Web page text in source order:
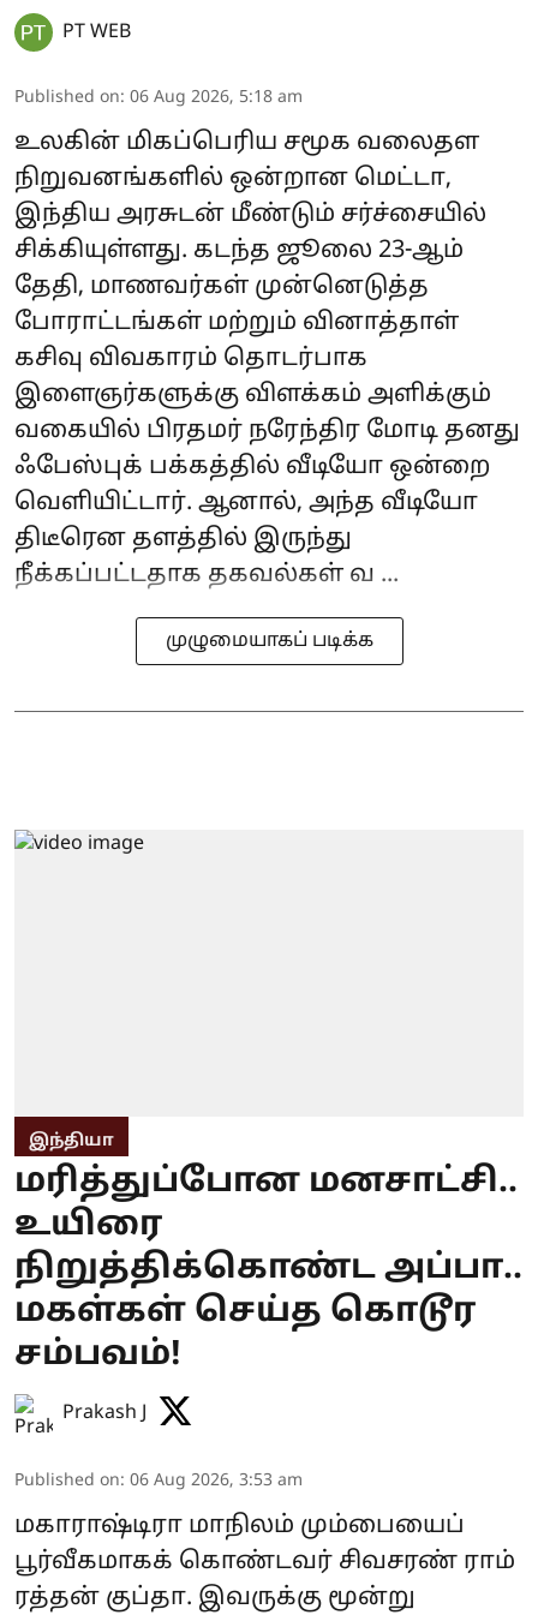
PT WEB
Published on: 06 Aug 2026, 5:18 am
உலகின் மிகப்பெரிய சமூக வலைதள
நிறுவனங்களில் ஒன்றான மெட்டா,
இந்திய அரசுடன் மீண்டும் சர்ச்சையில்
சிக்கியுள்ளது. கடந்த ஜூலை 23-ஆம்
தேதி, மாணவர்கள் முன்னெடுத்த
போராட்டங்கள் மற்றும் வினாத்தாள்
கசிவு விவகாரம் தொடர்பாக
இளைஞர்களுக்கு விளக்கம் அளிக்கும்
வகையில் பிரதமர் நரேந்திர மோடி தனது
ஃபேஸ்புக் பக்கத்தில் வீடியோ ஒன்றை
வெளியிட்டார். ஆனால், அந்த வீடியோ
திடீரென தளத்தில் இருந்து
நீக்கப்பட்டதாக தகவல்கள் வ ...
முழுமையாகப் படிக்க
இந்தியா
மரித்துப்போன மனசாட்சி..
உயிரை
நிறுத்திக்கொண்ட அப்பா..
மகள்கள் செய்த கொடூர
சம்பவம்!
Prakash J
Published on: 06 Aug 2026, 3:53 am
மகாராஷ்டிரா மாநிலம் மும்பையைப்
பூர்வீகமாகக் கொண்டவர் சிவசரண் ராம்
ரத்தன் குப்தா. இவருக்கு மூன்று